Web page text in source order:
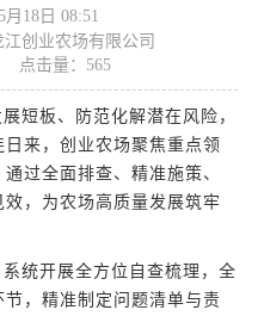
18日 08:51
创业农场有限公司
点击量： 565
短板、防范化解潜在风险，
来，创业农场聚焦重点领
过全面排查、精准施策、
，为农场高质量发展筑牢
统开展全方位自查梳理，全
，精准制定问题清单与责